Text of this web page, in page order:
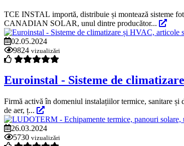
TCE INSTAL importă, distribuie și montează sisteme
CANADIAN SOLAR, unul dintre producător...
02.05.2024
9824 vizualizări
Euroinstal - Sisteme de
Firmă activă în domeniul instalațiilor termice, sanitare
de aer, ț...
26.03.2024
5730 vizualizări